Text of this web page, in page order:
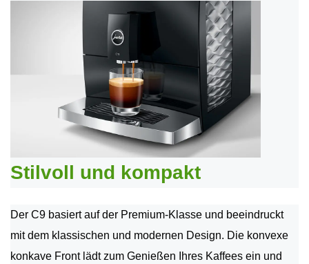
Stilvoll und kompakt
Der C9 basiert auf der Premium-Klasse und beeindruckt
mit dem klassischen und modernen Design. Die konvexe
konkave Front lädt zum Genießen Ihres Kaffees ein und